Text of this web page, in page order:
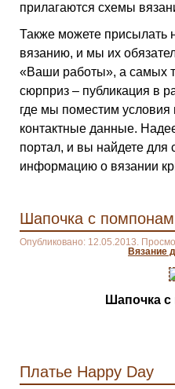
прилагаются схемы
Также можете присылать
вязанию, и мы их
«Ваши работы», а самых
сюрприз – публикация в
где мы поместим условия
контактные данные.
портал, и вы найдете
информацию о вязании
Шапочка с
Опубликовано: 12.05.2013.
Вязание
Шапочка
Платье Happy Day